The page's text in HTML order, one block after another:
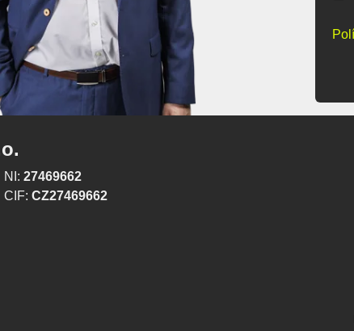
NI:27469662
CIF:CZ27469662